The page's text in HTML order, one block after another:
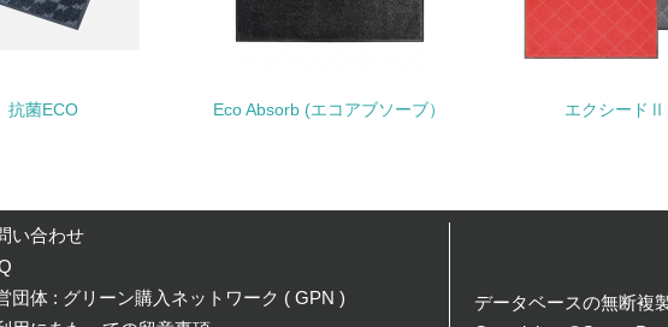
<L1> 廃棄物の発生量の削減及びリサイクルの推進、適正処理を行っている
<L2> 発生する廃棄物の量と種類を把握し、具体的な削減・リサイクル目標や
<L1> 「生物多様性保全」に関する取り組み（例：森林保全活動＜植林、天然
地域への貢献
抗菌ECO Eco Absorb (エコアブソーブ） エクシードⅡ
い合わせ
団体 : グリーン購入ネットワーク ( GPN )
データベースの無断複